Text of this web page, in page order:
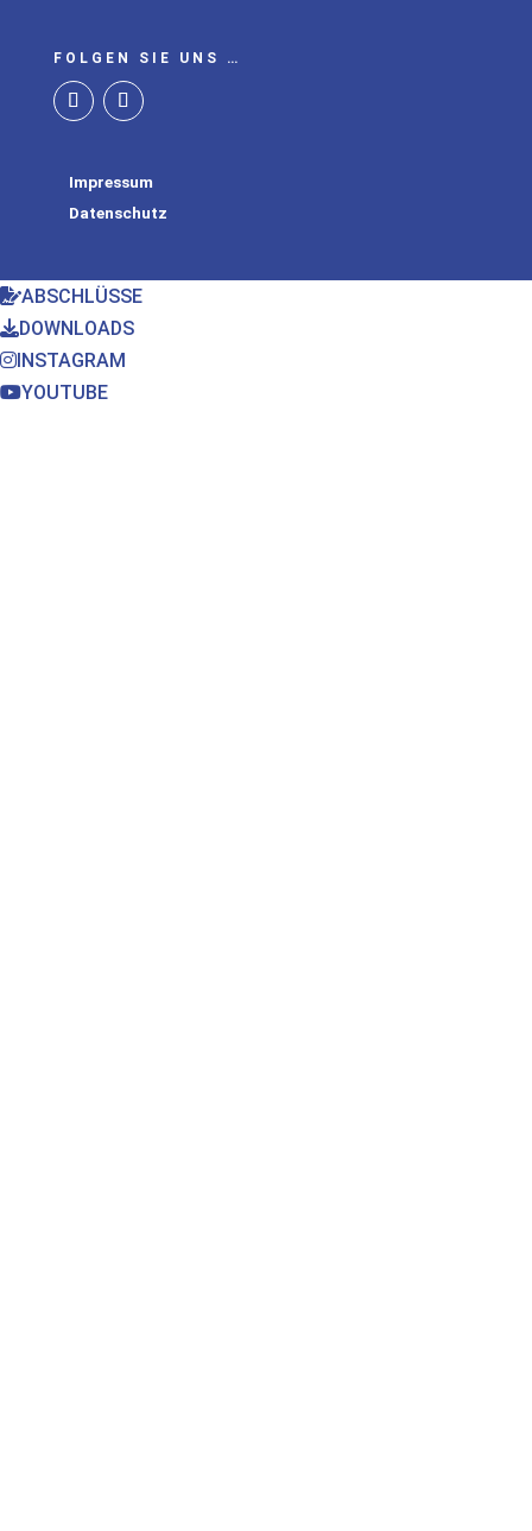
FOLGEN SIE UNS …
Impressum
Datenschutz
ABSCHLÜSSE
DOWNLOADS
INSTAGRAM
YOUTUBE